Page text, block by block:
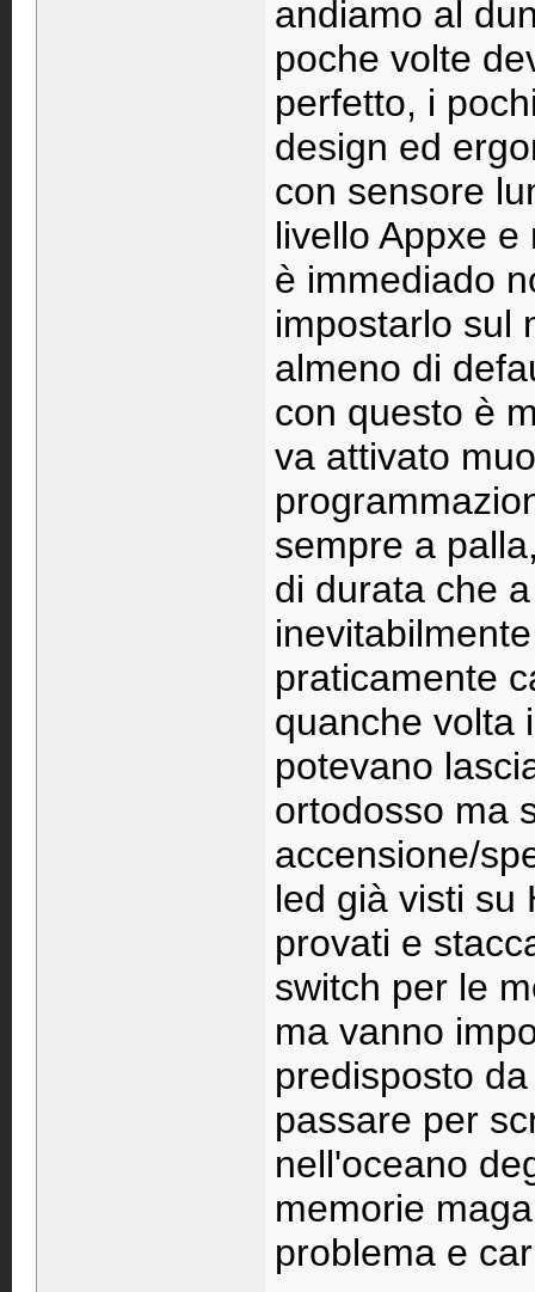
andiamo al
poche volte
perfetto, i
design ed
con sensore
livello Appxe
è immediado
impostarlo sul
almeno di
con questo è
va attivato
sempre a
di durata che
praticamente
quanche volta
potevano
ortodosso ma
accensione/
led già visti su
provati e
switch per le
ma vanno
predisposto
passare per
nell'oceano
memorie
problema e